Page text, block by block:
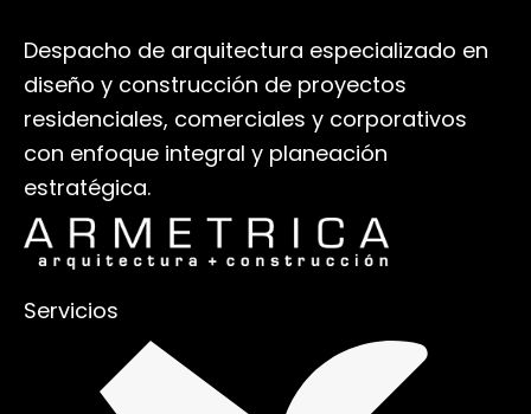
Despacho de arquitectura especializado en
diseño y construcción de proyectos
residenciales, comerciales y corporativos
con enfoque integral y planeación
estratégica.
Servicios